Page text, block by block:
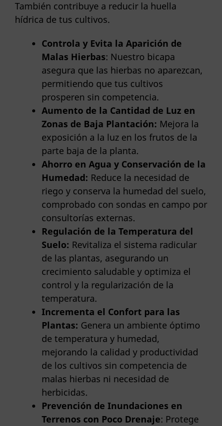
También contribuye a reducir la huella
hídrica de tus cultivos.
Controla y Evita la Aparición de
Malas Hierbas: Nuestro bicapa
asegura que las hierbas no aparezcan,
permitiendo que tus cultivos
prosperen sin competencia.
Aumento de la Cantidad de Luz en
Zonas de Baja Plantación: Mejora la
exposición a la luz en los frutos de la
parte baja de la planta.
Ahorro en Agua y Conservación de la
Humedad: Reduce la necesidad de
riego y conserva la humedad del suelo,
comprobado con sondas en campo por
consultorías externas.
Regulación de la Temperatura del
Suelo: Revitaliza el sistema radicular
de las plantas, asegurando un
crecimiento saludable y optimiza el
control y la regularización de la
temperatura.
Incrementa el Confort para las
Plantas: Genera un ambiente óptimo
de temperatura y humedad,
mejorando la calidad y productividad
de los cultivos sin competencia de
malas hierbas ni necesidad de
herbicidas.
Prevención de Inundaciones en
Terrenos con Poco Drenaje: Protege